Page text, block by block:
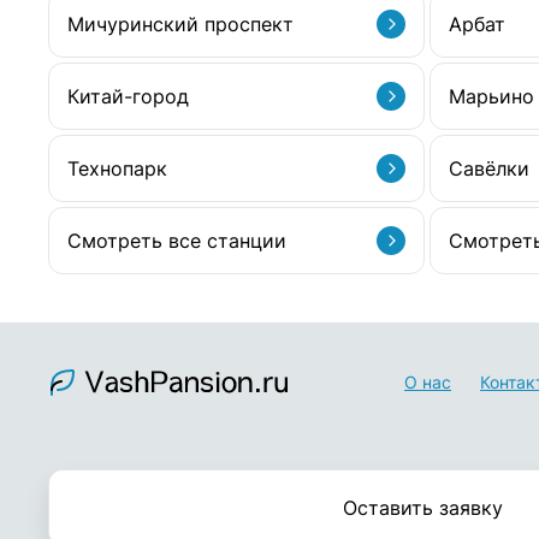
Мичуринский проспект
Китай-город
Технопарк
Смотреть все станции
Арбат
Марьино
Савёлки
О нас
Оставить заявку